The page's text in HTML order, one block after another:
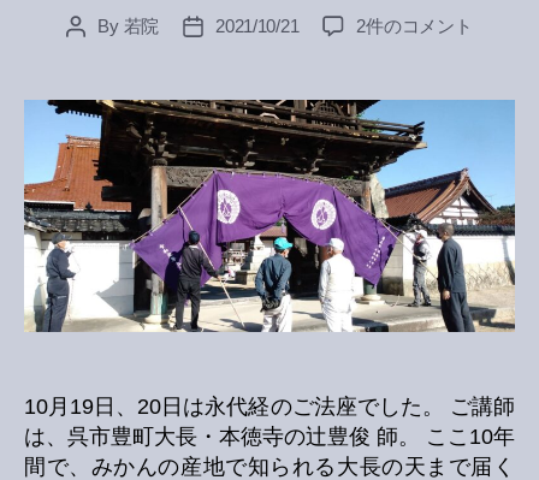
PostBy 若院
Post2021/10/21
永
法
座
へ
の
2件のコメント
10月19日、20日は永代経のご法座でした。 ご講師
は、呉市豊町大長・本徳寺の辻豊俊 師。 ここ10年
間で、みかんの産地で知られる大長の天まで届く